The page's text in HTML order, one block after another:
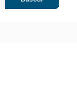
Tapón de